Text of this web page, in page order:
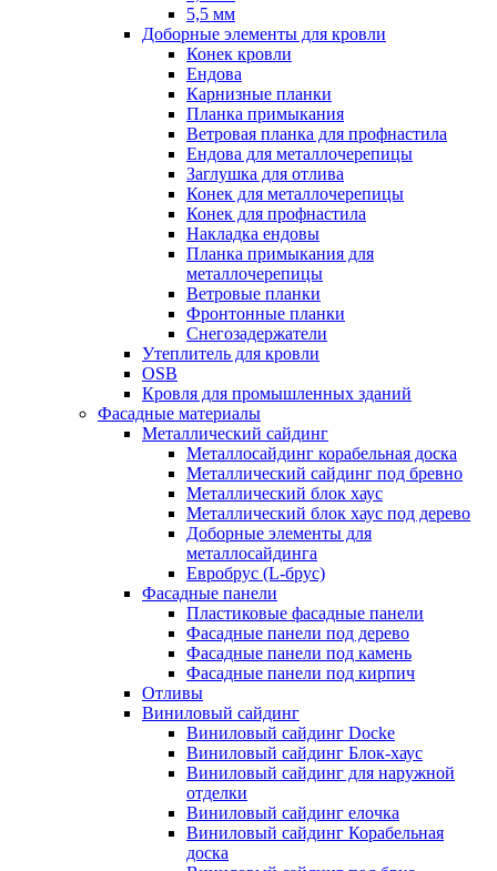
5,5 мм
Доборные элементы для кровли
Конек кровли
Ендова
Карнизные планки
Планка примыкания
Ветровая планка для профнастила
Ендова для металлочерепицы
Заглушка для отлива
Конек для металлочерепицы
Конек для профнастила
Накладка ендовы
Планка примыкания для
металлочерепицы
Ветровые планки
Фронтонные планки
Снегозадержатели
Утеплитель для кровли
OSB
Кровля для промышленных зданий
Фасадные материалы
Металлический сайдинг
Металлосайдинг корабельная доска
Металлический сайдинг под бревно
Металлический блок хаус
Металлический блок хаус под дерево
Доборные элементы для
металлосайдинга
Евробрус (L-брус)
Фасадные панели
Пластиковые фасадные панели
Фасадные панели под дерево
Фасадные панели под камень
Фасадные панели под кирпич
Отливы
Виниловый сайдинг
Виниловый сайдинг Docke
Виниловый сайдинг Блок-хаус
Виниловый сайдинг для наружной
отделки
Виниловый сайдинг елочка
Виниловый сайдинг Корабельная
доска